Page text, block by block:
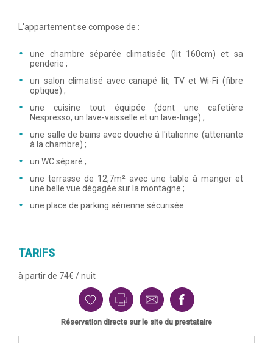
L'appartement se compose de :
une chambre séparée climatisée (lit 160cm) et sa
penderie ;
un salon climatisé avec canapé lit, TV et Wi-Fi (fibre
optique) ;
une cuisine tout équipée (dont une cafetière
Nespresso, un lave-vaisselle et un lave-linge) ;
une salle de bains avec douche à l'italienne (attenante
à la chambre) ;
un WC séparé ;
une terrasse de 12,7m² avec une table à manger et
une belle vue dégagée sur la montagne ;
une place de parking aérienne sécurisée.
TARIFS
à partir de 74€ / nuit
Réservation directe sur le site du prestataire